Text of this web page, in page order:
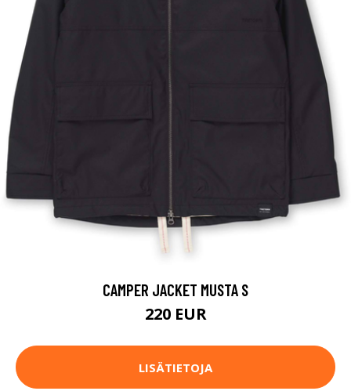
CAMPER JACKET MUSTA S
220 EUR
LISÄTIETOJA